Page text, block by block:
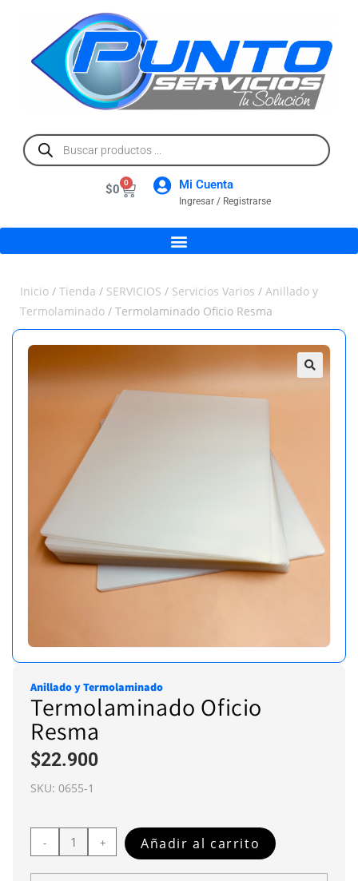
$0 0 Mi Cuenta
Ingresar / Registrarse
Inicio / Tienda / SERVICIOS / Servicios Varios / Anillado y
Termolaminado / Termolaminado Oficio Resma
Anillado y Termolaminado
Termolaminado Oficio
Resma
$22.900
SKU: 0655-1
- + Añadir al carrito